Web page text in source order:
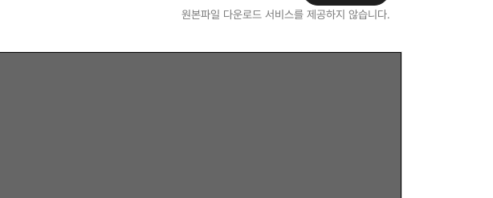
원본파일 다운로드 서비스를 제공하지 않습니다.